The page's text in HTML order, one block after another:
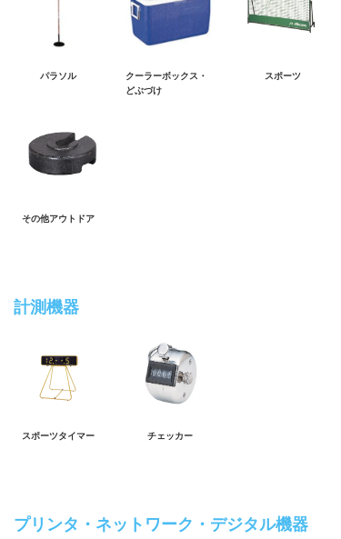
パラソル
クーラーボックス・
どぶづけ
スポーツ
その他アウトドア
計測機器
スポーツタイマー チェッカー
プリンタ・ネットワーク・デジタル機器